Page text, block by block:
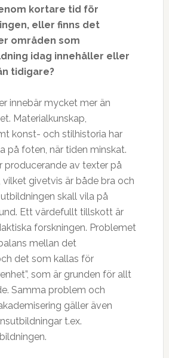
kortare tid för
eller finns det
områden som
idag innehåller eller
tidigare?
innebär mycket mer än
Materialkunskap,
konst- och stilhistoria har
på foten, när tiden minskat.
producerande av texter på
vilket givetvis är både bra och
skall vila på
Ett värdefullt tillskott är
forskningen. Problemet
mellan det
det som kallas för
som är grunden för allt
Samma problem och
gäller även
t.ex.